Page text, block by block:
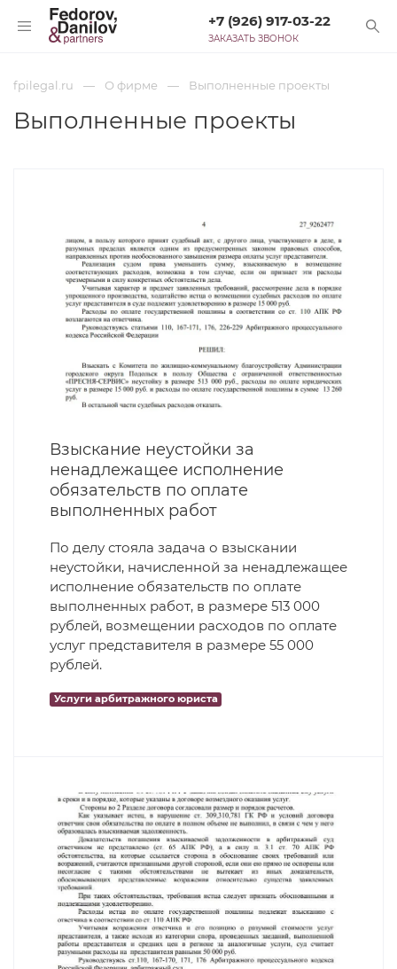
+7 (926) 917-03-22
ЗАКАЗАТЬ ЗВОНОК
fpilegal.ru О фирме Выполненные проекты
Выполненные проекты
Взыскание неустойки за
ненадлежащее исполнение
обязательств по оплате
выполненных работ
По делу стояла задача о взыскании
неустойки, начисленной за ненадлежащее
исполнение обязательств по оплате
выполненных работ, в размере 513 000
рублей, возмещении расходов по оплате
услуг представителя в размере 55 000
рублей.
Услуги арбитражного юриста